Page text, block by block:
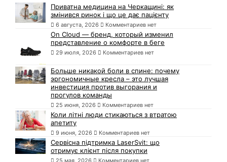
Приватна медицина на Черкащині: як
змінився ринок і що це дає пацієнту
6 августа, 2026 Комментариев нет
On Cloud — бренд, который изменил
представление о комфорте в беге
29 июля, 2026 Комментариев нет
Больше никакой боли в спине: почему
эргономичные кресла – это лучшая
инвестиция против выгорания и
прогулов команды
25 июня, 2026 Комментариев нет
Коли літні люди стикаються з втратою
апетиту
9 июня, 2026 Комментариев нет
Сервісна підтримка LaserSvit: що
отримує клієнт після покупки
25 мая, 2026 Комментариев нет